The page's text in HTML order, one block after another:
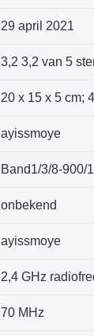
29 april 2021
3,2 3,2 van 5
20 x 15 x 5 cm;
ayissmoye
Band1/3/8-900/
onbekend
ayissmoye
2,4 GHz
70 MHz